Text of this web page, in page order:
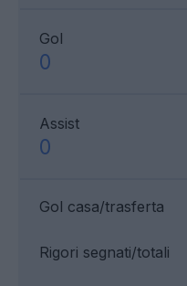
Gol
0
Assist
0
Gol casa/trasferta
Rigori segnati/totali